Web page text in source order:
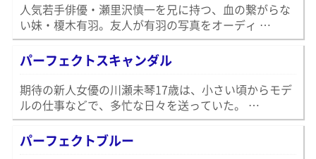
人気若手俳優・瀬里沢慎一を兄に持つ、血の繋がらな
い妹・榎木有羽。友人が有羽の写真をオーディ …
パーフェクトスキャンダル
期待の新人女優の川瀬未琴17歳は、小さい頃からモデ
ルの仕事などで、多忙な日々を送っていた。 …
パーフェクトブルー